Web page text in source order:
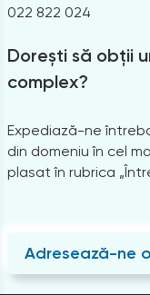
022 822 024
Dorești să obții
complex?
Expediază-ne
din domeniu în cel
plasat în rubrica
Adresează-ne